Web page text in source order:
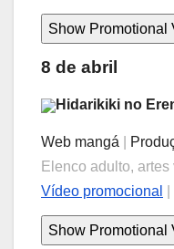
8 de abril
Hidarikiki no
Web mangá
Elenco adulto,
Vídeo promocional